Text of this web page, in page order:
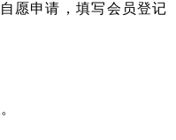
愿申请，填写会员登记